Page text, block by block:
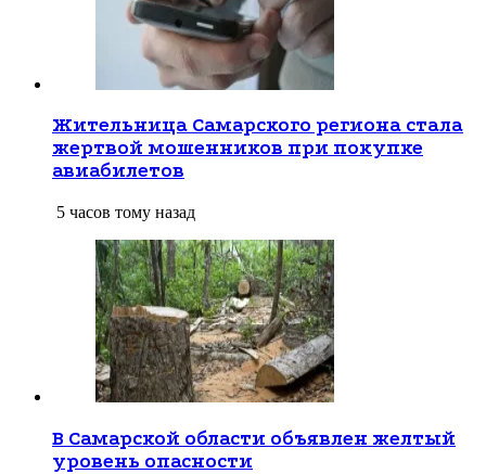
Жительница Самарского региона стала
жертвой мошенников при покупке
авиабилетов
5 часов тому назад
В Самарской области объявлен желтый
уровень опасности